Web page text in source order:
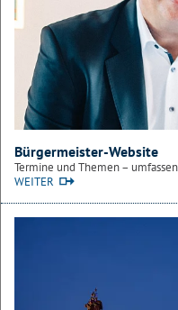
Bürgermeister-Website
Termine und Themen –
WEITER